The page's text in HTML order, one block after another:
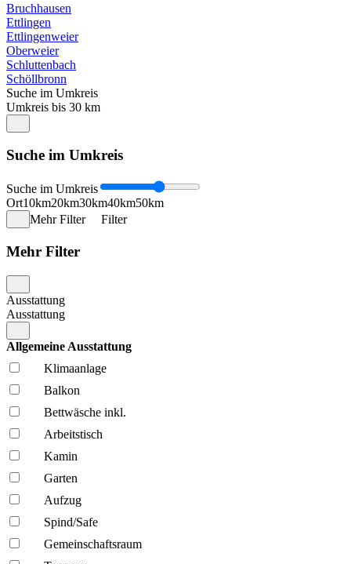
Bruchhausen
Ettlingen
Ettlingenweier
Oberweier
Schluttenbach
Schöllbronn
Suche im Umkreis
Umkreis bis 30 km
Suche im Umkreis
Suche im Umkreis
Ort10km20km30km40km50km
Mehr Filter
Filter
Mehr Filter
Ausstattung
Ausstattung
Allgemeine Ausstattung
Klima­anlage
Balkon
Bettwäsche inkl.
Arbeitstisch
Kamin
Garten
Aufzug
Spind/Safe
Gemeinschafts­raum